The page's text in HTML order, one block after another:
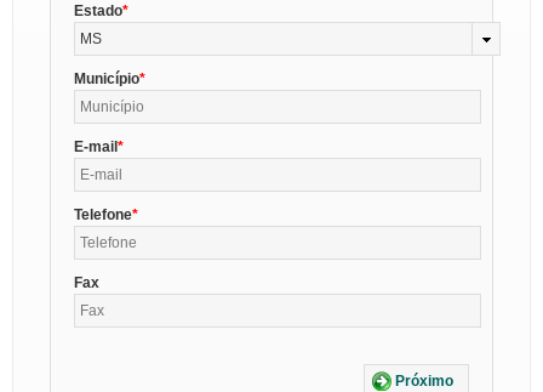
Estado
MS
Município
E-mail
Telefone
Fax
Próximo